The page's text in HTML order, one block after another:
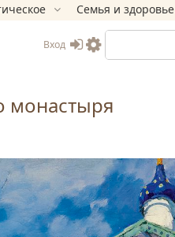
Семья и здоровье
Вход
монастыря